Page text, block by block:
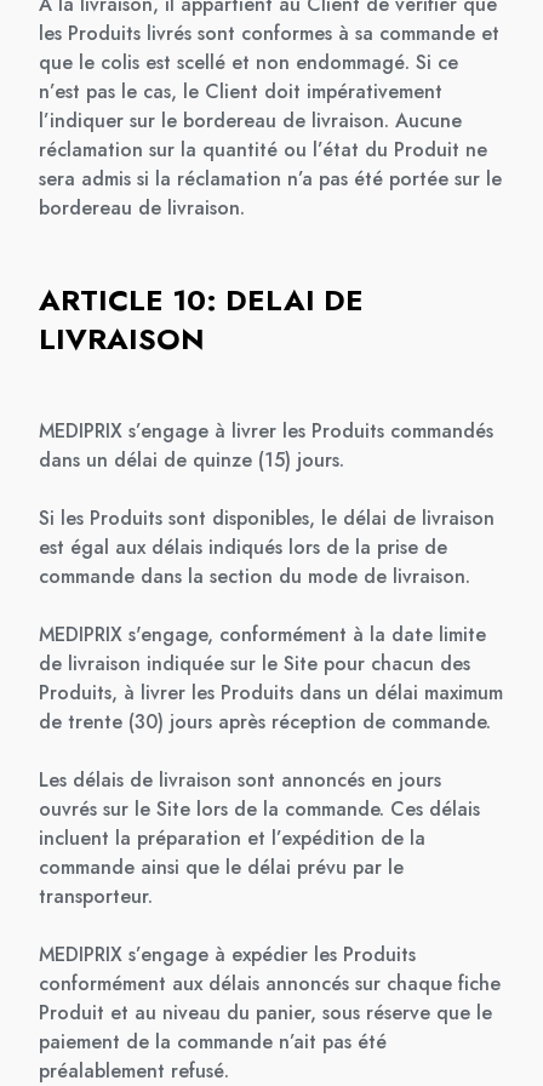
les Produits livrés sont conformes à sa commande et
que le colis est scellé et non endommagé. Si ce
n’est pas le cas, le Client doit impérativement
l’indiquer sur le bordereau de livraison. Aucune
réclamation sur la quantité ou l’état du Produit ne
sera admis si la réclamation n’a pas été portée sur le
bordereau de livraison.
ARTICLE 10: DELAI DE
LIVRAISON
MEDIPRIX s’engage à livrer les Produits commandés
dans un délai de quinze (15) jours.
Si les Produits sont disponibles, le délai de livraison
est égal aux délais indiqués lors de la prise de
commande dans la section du mode de livraison.
MEDIPRIX s'engage, conformément à la date limite
de livraison indiquée sur le Site pour chacun des
Produits, à livrer les Produits dans un délai maximum
de trente (30) jours après réception de commande.
Les délais de livraison sont annoncés en jours
ouvrés sur le Site lors de la commande. Ces délais
incluent la préparation et l’expédition de la
commande ainsi que le délai prévu par le
transporteur.
MEDIPRIX s’engage à expédier les Produits
conformément aux délais annoncés sur chaque fiche
Produit et au niveau du panier, sous réserve que le
paiement de la commande n’ait pas été
préalablement refusé.